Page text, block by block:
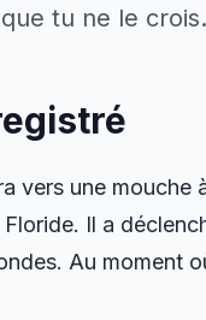
tu ne le crois.
vers une mouche
Il a
Au moment